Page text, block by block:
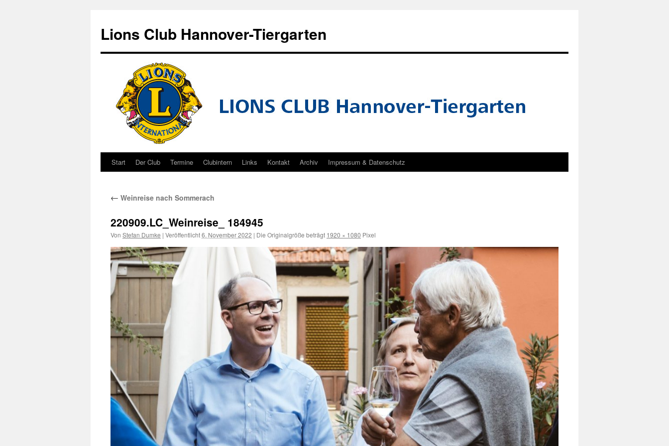
springen
Lions Club Hannover-Tiergarten
Start Der Club Termine Clubintern Links Kontakt Archiv Impressum & Datenschutz
← Weinreise nach Sommerach
220909.LC_Weinreise_ 184945
Von Stefan Dumke | Veröffentlicht6. November 2022 | Die Originalgröße beträgt 1920 × 1080 Pixel